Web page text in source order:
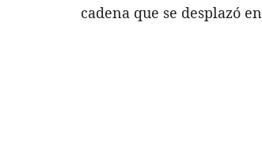
cadena que se desplazó